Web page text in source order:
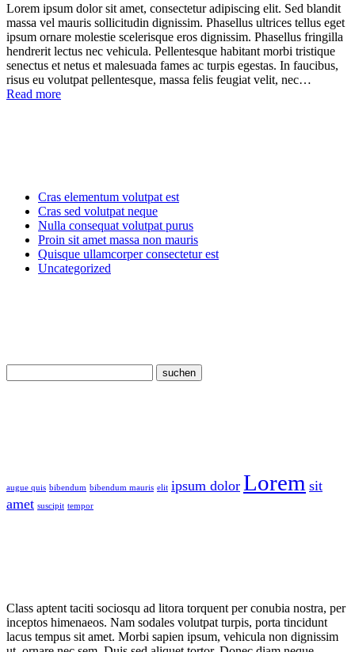
Lorem ipsum dolor sit amet, consectetur adipiscing elit. Sed blandit
massa vel mauris sollicitudin dignissim. Phasellus ultrices tellus eget
ipsum ornare molestie scelerisque eros dignissim. Phasellus fringilla
hendrerit lectus nec vehicula. Pellentesque habitant morbi tristique
senectus et netus et malesuada fames ac turpis egestas. In faucibus,
risus eu volutpat pellentesque, massa felis feugiat velit, nec…
Read more
Cras elementum volutpat est
Cras sed volutpat neque
Nulla consequat volutpat purus
Proin sit amet massa non mauris
Quisque ullamcorper consectetur est
Uncategorized
augue quis bibendum bibendum mauris elit ipsum dolor Lorem sit
amet suscipit tempor
Class aptent taciti sociosqu ad litora torquent per conubia nostra, per
inceptos himenaeos. Nam sodales volutpat turpis, porta tincidunt
lacus tempus sit amet. Morbi sapien ipsum, vehicula non dignissim